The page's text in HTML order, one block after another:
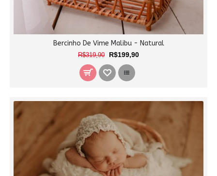
Bercinho De Vime Malibu - Natural
R$319,90 R$199,90